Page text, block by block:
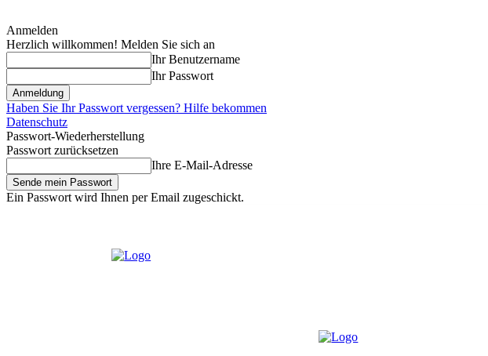
Anmelden
Herzlich willkommen! Melden Sie sich an
Ihr Benutzername
Ihr Passwort
Haben Sie Ihr Passwort vergessen? Hilfe bekommen
Datenschutz
Passwort-Wiederherstellung
Passwort zurücksetzen
Ihre E-Mail-Adresse
Ein Passwort wird Ihnen per Email zugeschickt.